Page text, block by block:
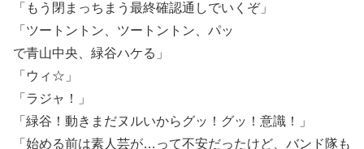
「もう閉まっちまう最終確認通しでいくぞ」
「ツートントン、ツートントン、パッ
で青山中央、緑谷ハケる」
「ウィ☆」
「ラジャ！」
「緑谷！動きまだヌルいからグッ！グッ！意識！」
「始める前は素人芸が…って不安だったけど、バンド隊も